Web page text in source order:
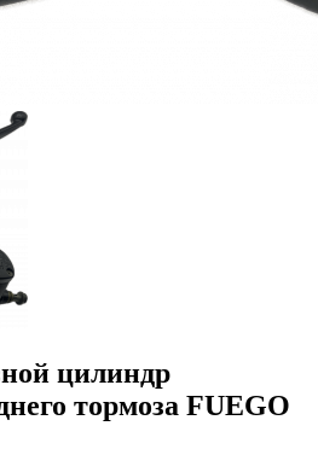
цилиндр
тормоза FUEGO